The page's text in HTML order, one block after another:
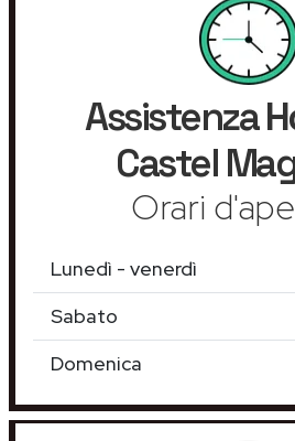
Assistenza
Castel
Orari
Lunedì - venerdì
Sabato
Domenica